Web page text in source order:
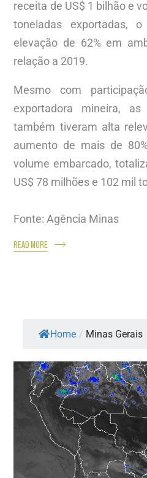
receita de US$ 1 bilhão e
toneladas exportadas,
elevação de 62% em
relação a 2019.
Mesmo com
exportadora mineira,
também tiveram alta
aumento de mais de
volume embarcado,
US$ 78 milhões e 102 mil
Fonte: Agência Minas
READ MORE
Home / Minas Gerais